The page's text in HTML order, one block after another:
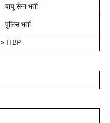
- वायु सेना भर्ती
- पुलिस भर्ती
» ITBP